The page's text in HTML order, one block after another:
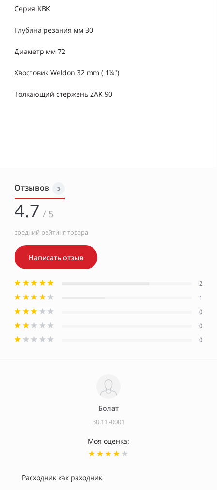
Серия KBK
Глубина резания мм 30
Диаметр мм 72
Хвостовик Weldon 32 mm ( 1¼")
Толкающий стержень ZAK 90
Отзывов 3
4.7 / 5
средний рейтинг товара
Написать отзыв
2
1
0
0
0
Болат
30.11.-0001
Моя оценка:
Расходник как раходник